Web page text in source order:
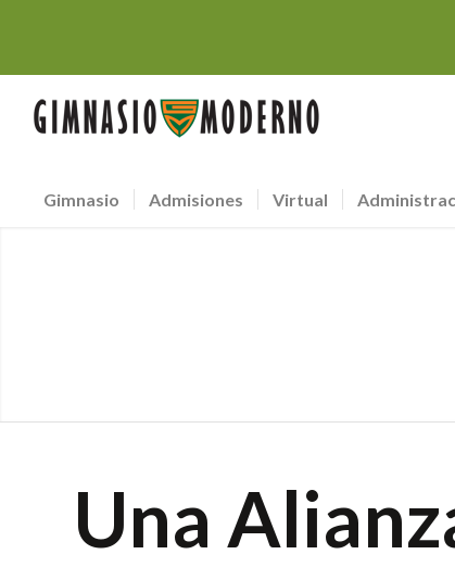
Gimnasio Admisiones Virtual
Una